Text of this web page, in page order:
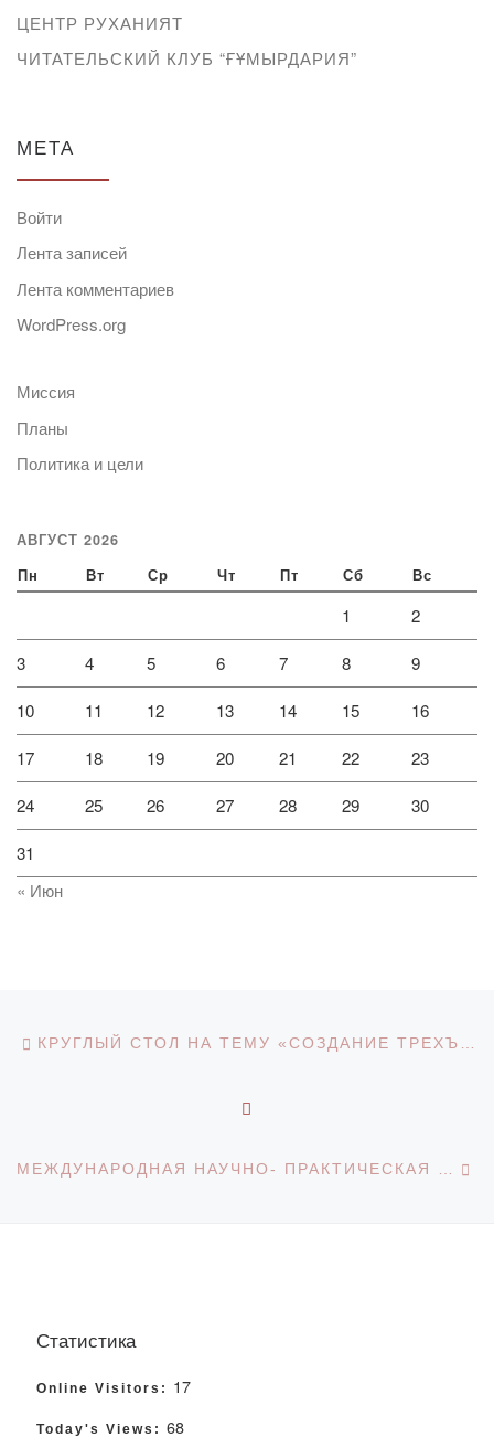
ЦЕНТР РУХАНИЯТ
ЧИТАТЕЛЬСКИЙ КЛУБ “ҒҰМЫРДАРИЯ”
МЕТА
Войти
Лента записей
Лента комментариев
WordPress.org
Миссия
Планы
Политика и цели
АВГУСТ 2026
Пн Вт Ср Чт Пт Сб Вс
1 2
3 4 5 6 7 8 9
10 11 12 13 14 15 16
17 18 19 20 21 22 23
24 25 26 27 28 29 30
31
« Июн
Навигация по записям КРУГЛЫЙ СТОЛ НА ТЕМУ «СОЗДАНИЕ ТРЕХЪЯЗЫЧНЫХ СЛОВАРЕЙ, ОПЫТ ВНЕДРЕНИЯ, ПРОБЛЕМЫ, ПЕРСПЕКТИВЫ»
МЕЖДУНАРОДНАЯ НАУЧНО- ПРАКТИЧЕСКАЯ КОНФЕРЕНЦИЯ «СОВРЕМЕННОЕ ПЕДАГОГИЧЕСКОЕ ОБРАЗОВАНИЕ: ТРАДИЦИИ, ДОСТИЖЕНИЯ, ИННОВАЦИИ»
Статистика
Online Visitors: 17
Today's Views: 68